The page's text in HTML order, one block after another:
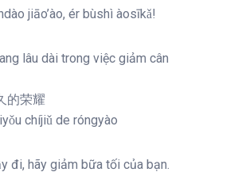
jiāo’ào, ér bùshì àosīkǎ!
lâu dài trong việc giảm cân
的荣耀
chíjiǔ de róngyào
đi, hãy giảm bữa tối của bạn.